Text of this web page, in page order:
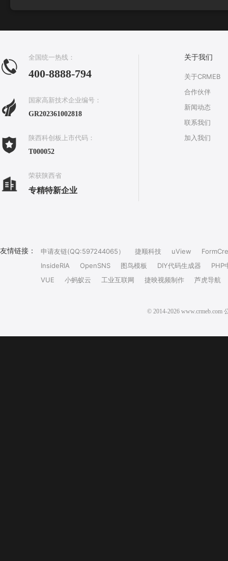
全国统一热线：
400-8888-794
国家高新技术企业编号：
GR202361002818
陕西科创板上市代码：
T000052
荣获陕西省
专精特新企业
关于我们
关于CRMEB
合作伙伴
新闻动态
联系我们
加入我们
友情链接： 申请友链(QQ:597244065） 捷顺科技 uView
InsideRIA
OpenSNS 图鸟模板 DIY代码生成器
PHP
VUE
小蚂蚁云 工业互联网 捷映视频制作 芦虎导航
© 2014-2026